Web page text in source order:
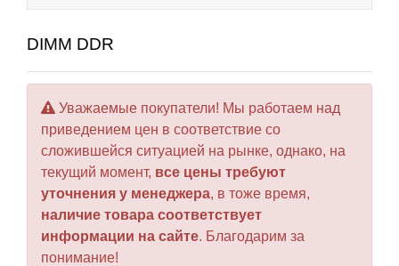
DIMM DDR
Уважаемые покупатели! Мы работаем над
приведением цен в соответствие со
сложившейся ситуацией на рынке, однако, на
текущий момент, все цены требуют
уточнения у менеджера, в тоже время,
наличие товара соответствует
информации на сайте. Благодарим за
понимание!